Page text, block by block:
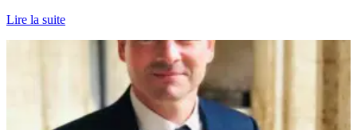
Lire la suite